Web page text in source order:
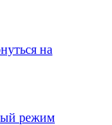
на
режим